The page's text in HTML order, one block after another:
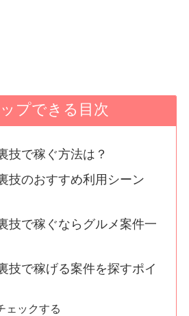
プできる目次
技で稼ぐ方法は？
技のおすすめ利用シーン
技で稼ぐならグルメ案件一
技で稼げる案件を探すポイ
ェックする